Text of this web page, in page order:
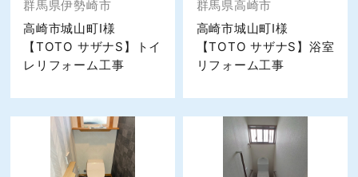
群馬県伊勢崎市
高崎市城山町I様
【TOTO サザナS】トイ
レリフォーム工事
群馬県高崎市
高崎市城山町I様
【TOTO サザナS】浴室
リフォーム工事